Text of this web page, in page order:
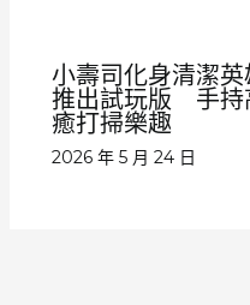
小壽司化身清潔
推出試玩版 手
癒打掃樂趣
2026 年 5 月 24 日